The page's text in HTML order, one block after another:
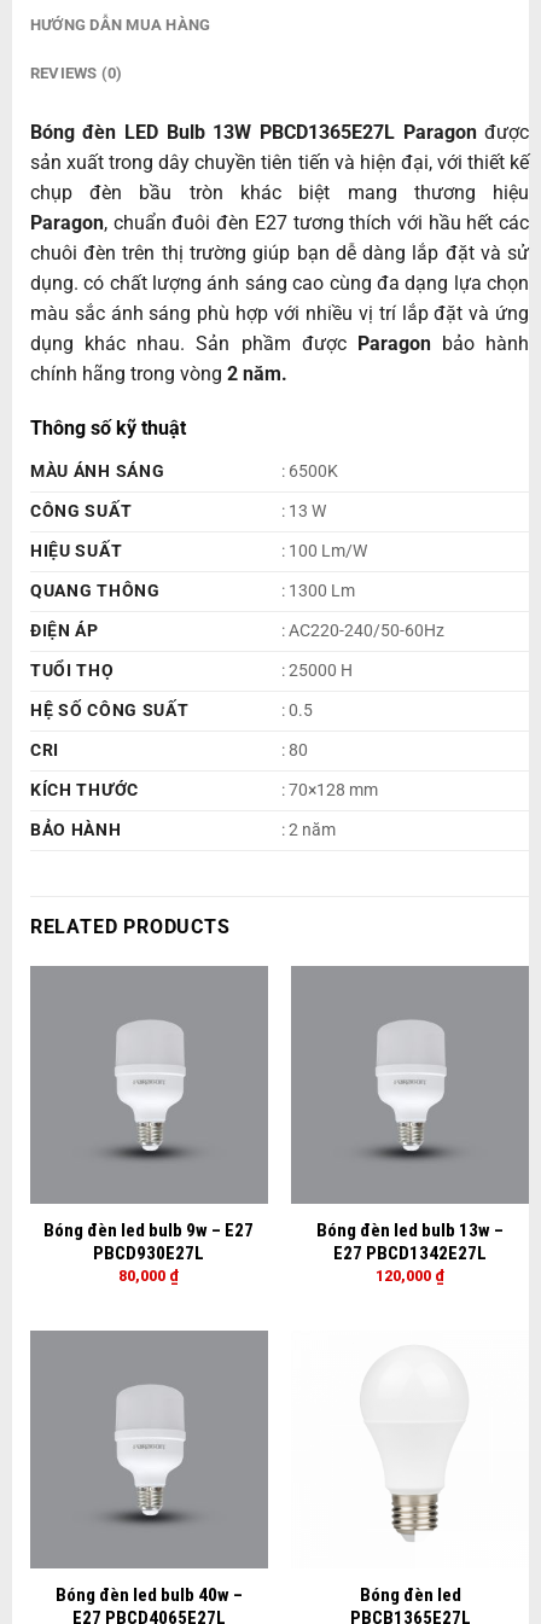
HƯỚNG DẪN MUA HÀNG
REVIEWS (0)
Bóng đèn LED Bulb 13W PBCD1365E27L Paragonđược
sản xuất trong dây chuyền tiên tiến và hiện đại, với thiết kế
chụp đèn bầu tròn khác biệt mang thương hiệu
Paragon, chuẩn đuôi đèn E27 tương thích với hầu hết các
chuôi đèn trên thị trường giúp bạn dễ dàng lắp đặt và sử
dụng. có chất lượng ánh sáng cao cùng đa dạng lựa chọn
màu sắc ánh sáng phù hợp với nhiều vị trí lắp đặt và ứng
dụng khác nhau. Sản phầm được Paragonbảo hành
chính hãng trong vòng 2 năm.
Thông số kỹ thuật
MÀU ÁNH SÁNG
: 6500K
CÔNG SUẤT
: 13 W
HIỆU SUẤT
: 100 Lm/W
QUANG THÔNG
: 1300 Lm
ĐIỆN ÁP
: AC220-240/50-60Hz
TUỔI THỌ
: 25000 H
HỆ SỐ CÔNG SUẤT
: 0.5
CRI
: 80
KÍCH THƯỚC
: 70×128 mm
BẢO HÀNH
: 2 năm
RELATED PRODUCTS
Bóng đèn led bulb 9w – E27
PBCD930E27L
80,000 ₫
Bóng đèn led bulb 13w –
E27 PBCD1342E27L
120,000 ₫
Bóng đèn led bulb 40w –
E27 PBCD4065E27L
Bóng đèn led
PBCB1365E27L